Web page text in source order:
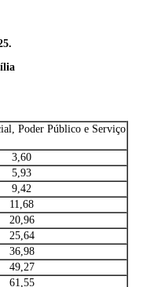
Poder Público e Serviço
3,60
5,93
9,42
11,68
20,96
25,64
36,98
49,27
61,55